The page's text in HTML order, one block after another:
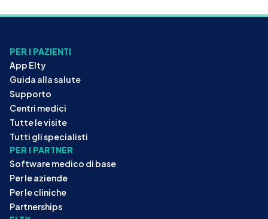
PER I PAZIENTI
App Elty
Guida alla salute
Supporto
Centri medici
Tutte le visite
Tutti gli specialisti
PER I PARTNER
Software medico di base
Per le aziende
Per le cliniche
Partnerships